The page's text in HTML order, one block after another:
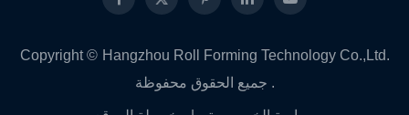
Copyright © Hangzhou Roll Forming Technology Co.,Ltd.
جميع الحقوق محفوظة .